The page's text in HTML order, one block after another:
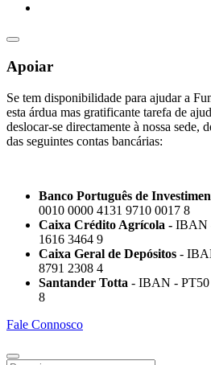
Apoiar
Se tem disponibilidade para ajudar a
esta árdua mas gratificante tarefa de
deslocar-se directamente à nossa sede,
das seguintes contas bancárias:
Banco Português de
0010 0000 4131 9710 0017 8
Caixa Crédito Agrícola - IBAN
1616 3464 9
Caixa Geral de Depósitos -
8791 2308 4
Santander Totta - IBAN - PT50
8
Fale Connosco